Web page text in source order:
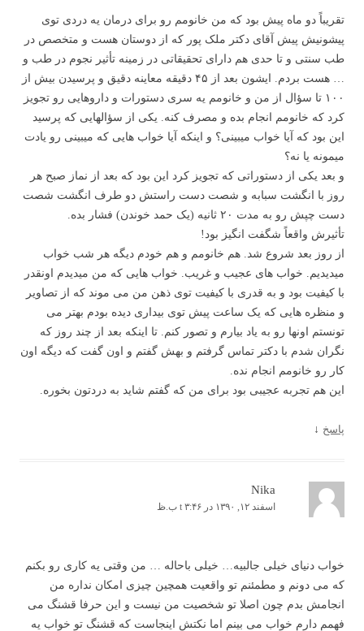
تقریباً دو ماه پیش بود که من خانومم رو برای درمان یه دردی توی
پیشونیش پیش آقای دکتر ملک پور که از دوستان هست و متخصص در
طب سنتی و تا حدی هم دارای تحقیقاتی در زمینه تأثیر نجوم در طب و
… هست بردم. ایشون بعد از ۴۵ دقیقه معاینه دقیق و پرسیدن بیش از
۱۰۰ تا سؤال از من و خانومم یه سری دستورات و داروهایی رو تجویز
کرد که خانومم انجام بده و مصرف کنه. یکی از سؤالهایی که پرسید
این بود که آیا خواب میبینی؟ و اینکه آیا خواب هایی که میبینی رو یادت
میمونه یا نه؟
و بعد یکی از دستوراتی که تجویز کرد این بود که بعد از نماز صبح هر
روز با انگشت سبابه و شصت دست راستش دو طرف انگشت شصت
دست چپش رو به مدت ۲۰ ثانیه (یک حمد خوندن) فشار بده.
تأثیرش واقعاً شگفت انگیز بود!
از روز بعد شروع شد. هم خانومم و هم خودم دیگه هر شب خواب
میدیدیم. خواب های عجیب و غریب. خواب هایی که من میدیدم اونقدر
با کیفیت بود و به قدری با کیفیت توی ذهن من می موند که از تصاویر
و منظره هایی که یک ساعت پیش توی بیداری دیده بودم بهتر می
تونستم اونها رو به یاد بیارم و تصور کنم. تا اینکه بعد از چند روز که
نگران شدم با دکتر تماس گرفتم و بهش گفتم و اون گفت که دیگه اون
کار رو خانومم انجام نده.
این هم تجربه عجیبی بود برای من که گفتم شاید به دردتون بخوره.
پاسخ ↓
Nika
اسفند ۱۲, ۱۳۹۰ در t ۳:۴۶ ب.ظ
خواب دنیای خیلی جالبیه… خیلی باحاله … من وقتی یه کاری رو بکنم
که می دونم و مطمئنم تو واقعیت همچین چیزی امکان نداره من
انجامش بدم چون اصلا تو شخصیت من نیست و این حرفا قشنگ می
فهمم دارم خواب می بینم اما نکتش اینجاست که قشنگ تو خواب یه